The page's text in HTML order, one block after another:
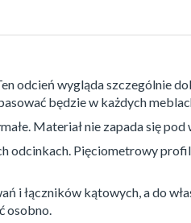
odcień wygląda szczególnie
będzie w każdych
Materiał nie zapada się
odcinkach. Pięciometrowy
i łączników kątowych, a do
osobno.